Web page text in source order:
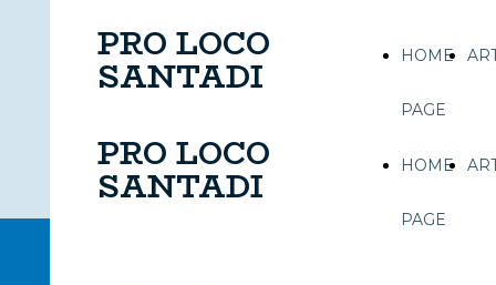
HOME
PAGE
PRO LOCO
SANTADI
HOME
PAGE
PRO LOCO
SANTADI